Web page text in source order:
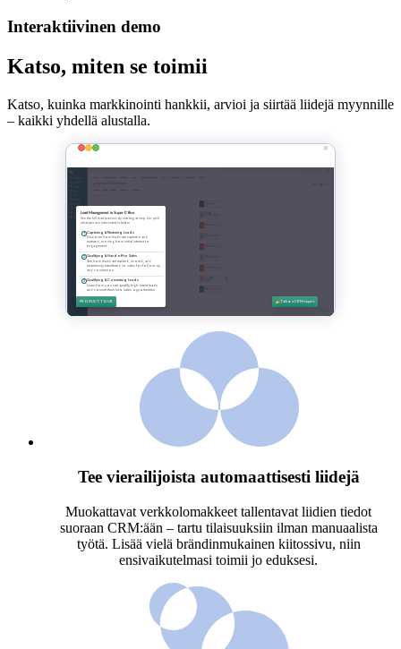
Interaktiivinen demo
Katso, miten se toimii
Katso, kuinka markkinointi hankkii, arvioi ja siirtää liidejä myynnille
– kaikki yhdellä alustalla.
Tee vierailijoista automaattisesti liidejä
Muokattavat verkkolomakkeet tallentavat liidien tiedot
suoraan CRM:ään – tartu tilaisuuksiin ilman manuaalista
työtä. Lisää vielä brändinmukainen kiitossivu, niin
ensivaikutelmasi toimii jo eduksesi.